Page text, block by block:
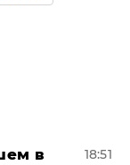
в
18:51